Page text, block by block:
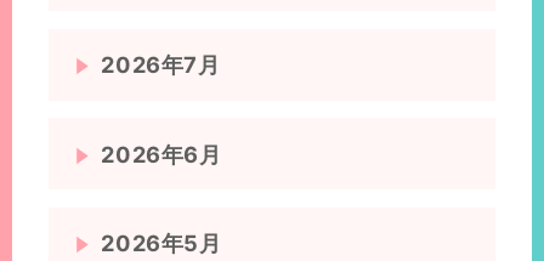
2026年7月
2026年6月
2026年5月